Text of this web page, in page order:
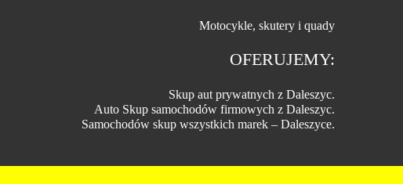
Motocykle, skutery i quady
OFERUJEMY:
Skup aut prywatnych z Daleszyc.
Auto Skup samochodów firmowych z Daleszyc.
Samochodów skup wszystkich marek – Daleszyce.